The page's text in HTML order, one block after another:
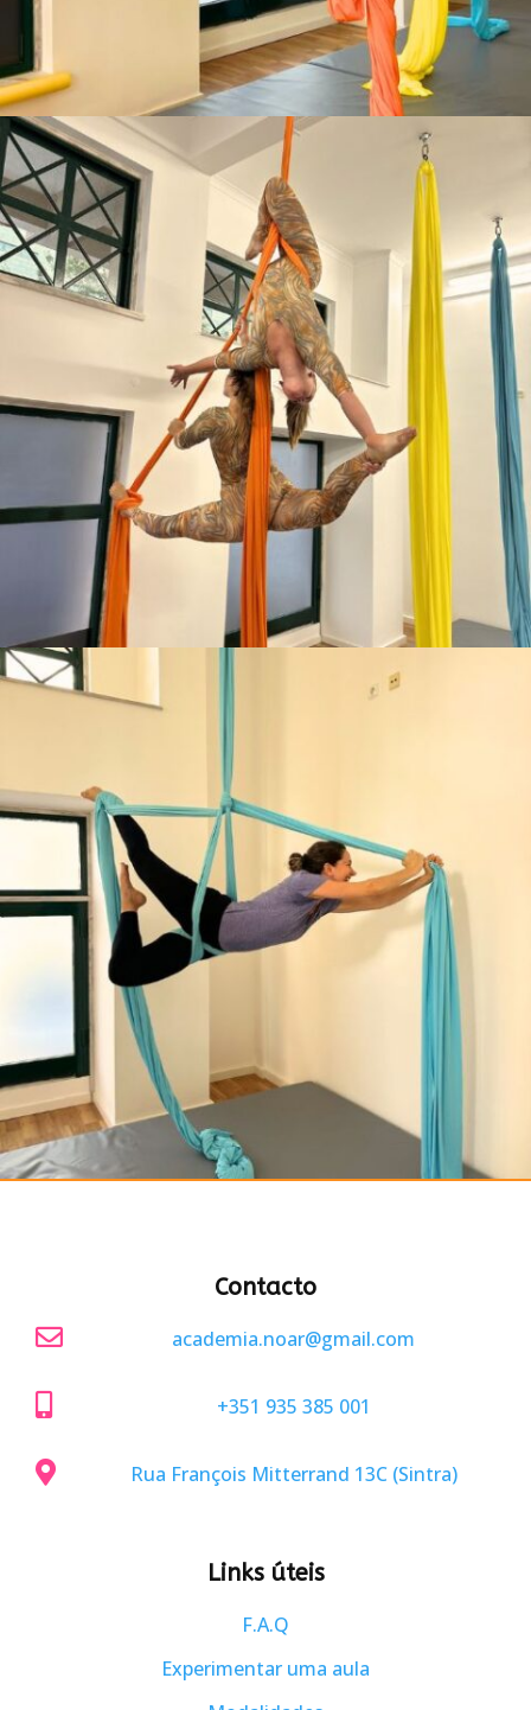
Contacto

academia.noar@gmail.com
 +351 935 385 001
 Rua François Mitterrand 13C (Sintra)
Links úteis
F.A.Q
Experimentar uma aula